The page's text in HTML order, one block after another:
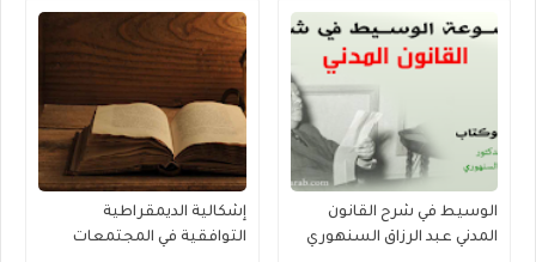
الوسيط في شرح القانون
المدني عبد الرزاق السنهوري
إشكالية الديمقراطية
التوافقية في المجتمعات